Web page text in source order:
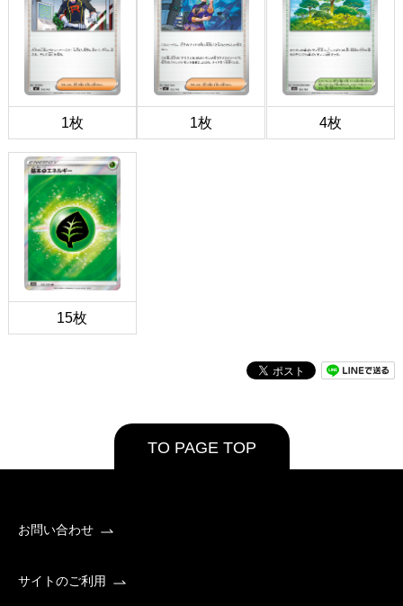
1枚 1枚 4枚
15枚
TO PAGE TOP
お問い合わせ
サイトのご利用